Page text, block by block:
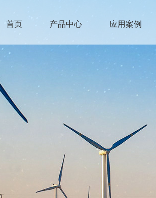
首页 产品中心 应用案例